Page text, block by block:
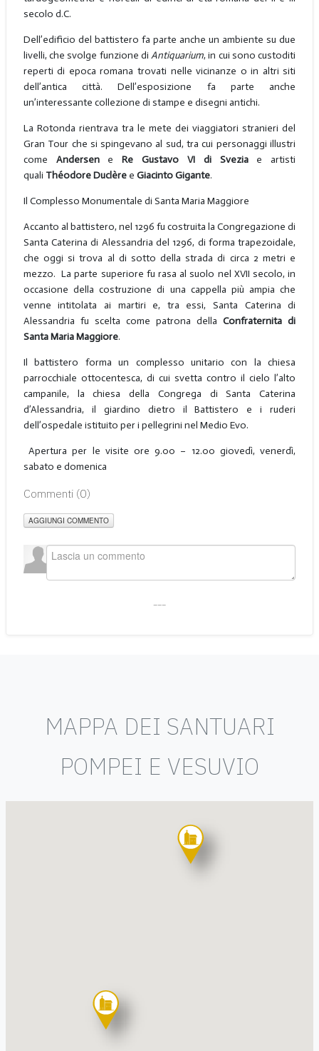
secolo d.C.
Dell’edificio del battistero fa parte anche un ambiente su due
livelli, che svolge funzione diAntiquarium, in cui sono custoditi
reperti di epoca romana trovati nelle vicinanze o in altri siti
dell’antica città. Dell’esposizione fa parte anche
un’interessante collezione di stampe e disegni antichi.
La Rotonda rientrava tra le mete dei viaggiatori stranieri del
Gran Tour che si spingevano al sud, tra cui personaggi illustri
come AnderseneRe Gustavo VI di Sveziae artisti
quali Théodore Duclèree Giacinto Gigante.
Il Complesso Monumentale di Santa Maria Maggiore
Accanto al battistero, nel 1296 fu costruita la Congregazione di
Santa Caterina di Alessandria del 1296, di forma trapezoidale,
che oggi si trova al di sotto della strada di circa 2 metri e
mezzo. La parte superiore fu rasa al suolo nel XVII secolo, in
occasione della costruzione di una cappella più ampia che
venne intitolata ai martiri e, tra essi, Santa Caterina di
Alessandria fu scelta come patrona dellaConfraternita di
Santa Maria Maggiore.
Il battistero forma un complesso unitario con la chiesa
parrocchiale ottocentesca, di cui svetta contro il cielo l’alto
campanile, la chiesa della Congrega di Santa Caterina
d’Alessandria, il giardino dietro il Battistero e i ruderi
dell’ospedale istituito per i pellegrini nel Medio Evo.
Apertura per le visite ore 9.00 – 12.00 giovedì, venerdì,
sabato e domenica
Commenti (0)
AGGIUNGI COMMENTO
MAPPA DEI SANTUARI
POMPEI E VESUVIO